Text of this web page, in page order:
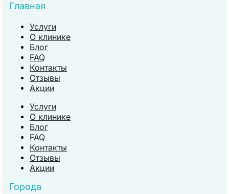
Главная
Услуги
О клинике
Блог
FAQ
Контакты
Отзывы
Акции
Услуги
О клинике
Блог
FAQ
Контакты
Отзывы
Акции
Города